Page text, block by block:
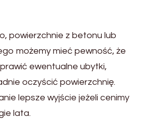
powierzchnie z betonu lub
możemy mieć pewność, że
ewentualne ubytki,
oczyścić powierzchnię.
lepsze wyjście jeżeli cenimy
lata.